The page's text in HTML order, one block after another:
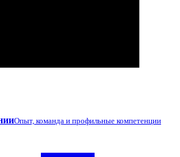
Опыт, команда и профильные компетенции